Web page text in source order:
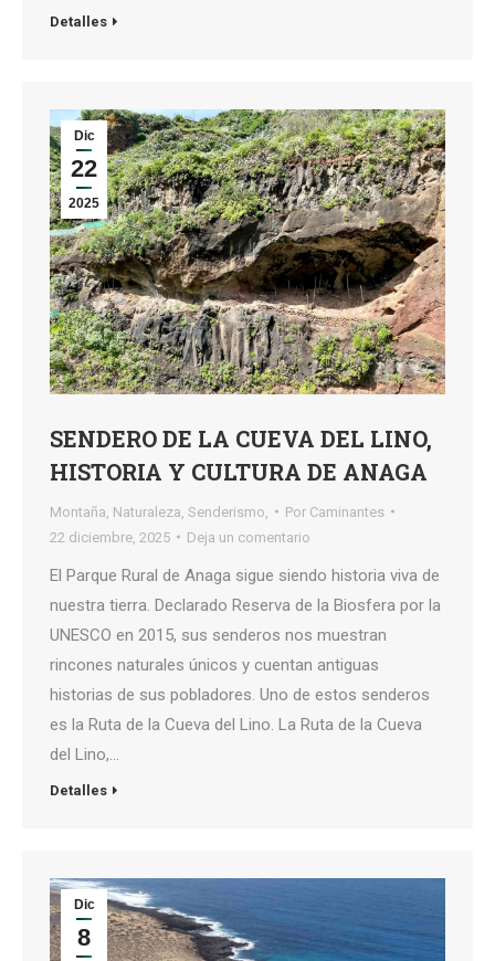
Detalles
Dic
22
2025
SENDERO DE LA CUEVA DEL LINO,
HISTORIA Y CULTURA DE ANAGA
Montaña Naturaleza Senderismo, Por Caminantes
22 diciembre, 2025
Deja un comentario
El Parque Rural de Anaga sigue siendo historia viva de
nuestra tierra. Declarado Reserva de la Biosfera por la
UNESCO en 2015, sus senderos nos muestran
rincones naturales únicos y cuentan antiguas
historias de sus pobladores. Uno de estos senderos
es la Ruta de la Cueva del Lino. La Ruta de la Cueva
del Lino,…
Detalles
Dic
8